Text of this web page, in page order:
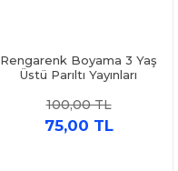
Rengarenk Boyama 3 Yaş
Üstü Parıltı Yayınları
100,00 TL
75,00 TL